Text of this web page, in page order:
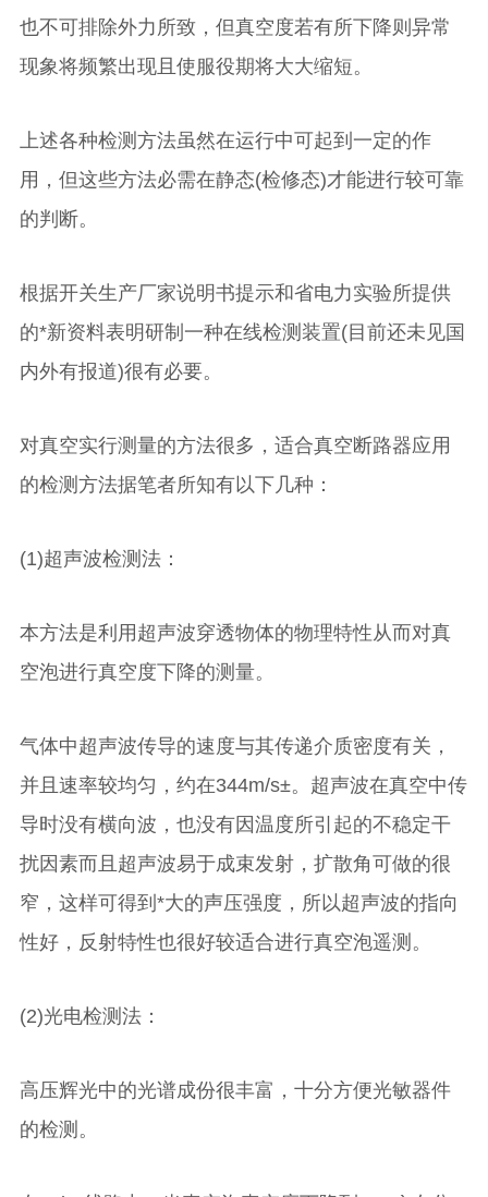
也不可排除外力所致，但真空度若有所下降则异常
现象将频繁出现且使服役期将大大缩短。
上述各种检测方法虽然在运行中可起到一定的作
用，但这些方法必需在静态(检修态)才能进行较可靠
的判断。
根据开关生产厂家说明书提示和省电力实验所提供
的*新资料表明研制一种在线检测装置(目前还未见国
内外有报道)很有必要。
对真空实行测量的方法很多，适合真空断路器应用
的检测方法据笔者所知有以下几种：
(1)超声波检测法：
本方法是利用超声波穿透物体的物理特性从而对真
空泡进行真空度下降的测量。
气体中超声波传导的速度与其传递介质密度有关，
并且速率较均匀，约在344m/s±。超声波在真空中传
导时没有横向波，也没有因温度所引起的不稳定干
扰因素而且超声波易于成束发射，扩散角可做的很
窄，这样可得到*大的声压强度，所以超声波的指向
性好，反射特性也很好较适合进行真空泡遥测。
(2)光电检测法：
高压辉光中的光谱成份很丰富，十分方便光敏器件
的检测。